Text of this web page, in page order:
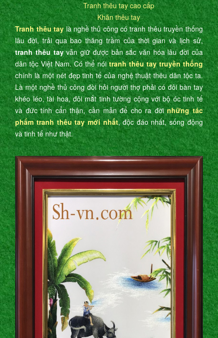
Tranh thêu tay cao cấp
Khăn thêu tay
Tranh thêu tay là nghề thủ công có tranh thêu truyền thống
lâu đời, trải qua bao thăng trầm của thời gian và lịch sử,
tranh thêu tayvẫn giữ được bản sắc văn hóa lâu đời của
dân tộc Việt Nam. Có thể nóitranh thêu tay truyền thống
chính là một nét đẹp tinh tế của nghệ thuật thêu dân tộc ta.
Là một nghề thủ công đòi hỏi người thợ phải có đôi bàn tay
khéo léo, tài hoa, đôi mắt tinh tường cộng với bộ óc tinh tế
và đức tính cẩn thận, cần mẫn để cho ra đờinhững tác
phẩm tranh thêu tay mới nhất, độc đáo nhất, sống động
và tinh tế như thật.